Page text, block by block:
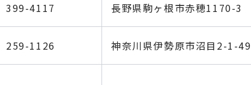
399-4117 長野県駒ヶ根市赤穂1170-3
259-1126 神奈川県伊勢原市沼目2-1-49